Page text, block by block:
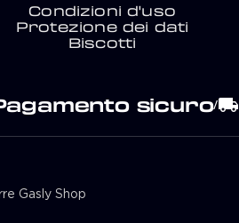
Condizioni d'uso
Protezione dei dati
Biscotti
sicuro/local_shipping
Gasly Shop